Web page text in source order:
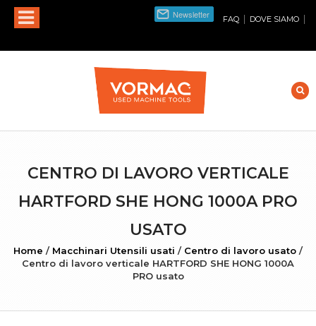
FAQ | DOVE SIAMO |
CENTRO DI LAVORO VERTICALE
HARTFORD SHE HONG 1000A PRO
USATO
Home / Macchinari Utensili usati / Centro di lavoro usato /
Centro di lavoro verticale HARTFORD SHE HONG 1000A
PRO usato